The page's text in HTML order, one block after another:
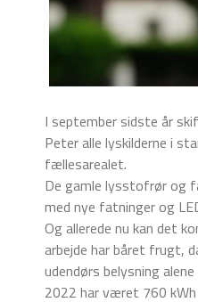
I september sidste år
Peter alle lyskilderne i
fællesarealet.
De gamle lysstofrør og
med nye fatninger og
Og allerede nu kan det
arbejde har båret frugt,
udendørs belysning
2022 har været 760 kWh